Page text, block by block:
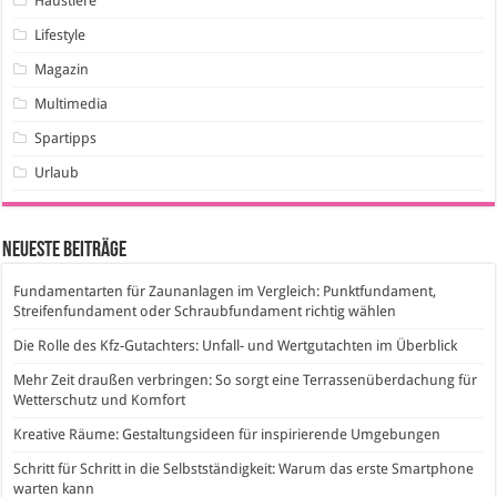
Lifestyle
Magazin
Multimedia
Spartipps
Urlaub
Neueste Beiträge
Fundamentarten für Zaunanlagen im Vergleich: Punktfundament,
Streifenfundament oder Schraubfundament richtig wählen
Die Rolle des Kfz-Gutachters: Unfall- und Wertgutachten im Überblick
Mehr Zeit draußen verbringen: So sorgt eine Terrassenüberdachung für
Wetterschutz und Komfort
Kreative Räume: Gestaltungsideen für inspirierende Umgebungen
Schritt für Schritt in die Selbstständigkeit: Warum das erste Smartphone
warten kann